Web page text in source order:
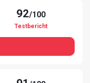
92/100
Testbericht